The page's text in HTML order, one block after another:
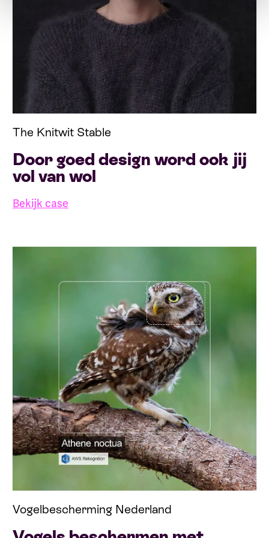
The Knitwit Stable
Door goed design word ook jij
vol van wol
Bekijk case
Vogelbescherming Nederland